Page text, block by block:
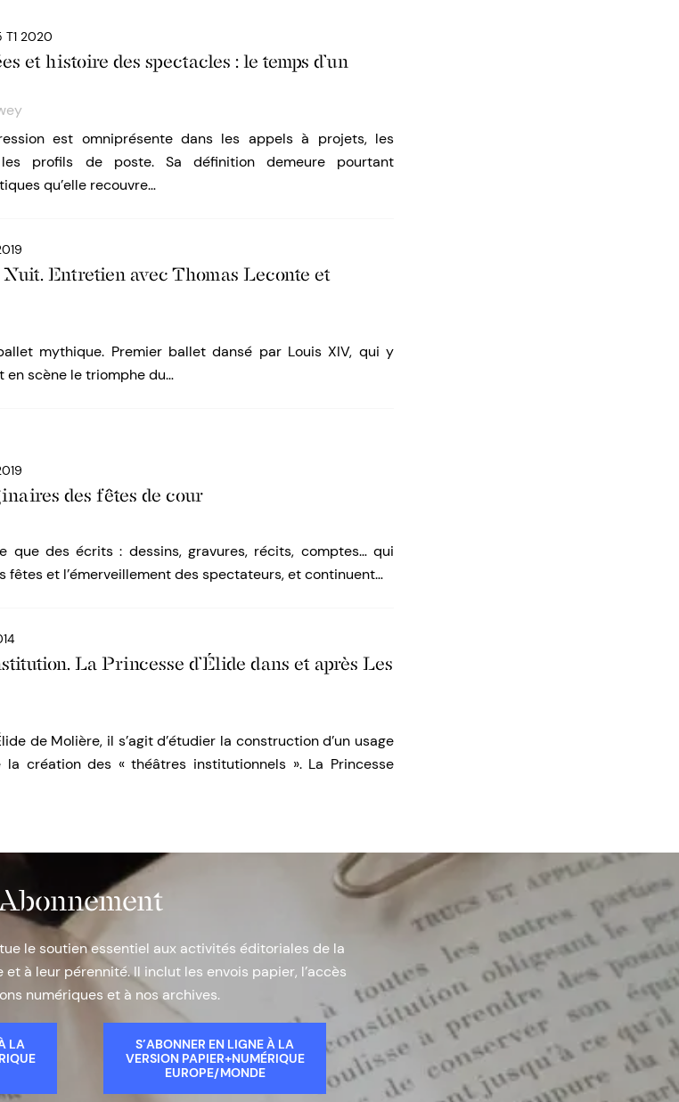
T1 2020
et histoire des spectacles : le temps d’un
est omniprésente dans les appels à projets, les
profils de poste. Sa définition demeure pourtant
qu’elle recouvre…
Entretien avec Thomas Leconte et
mythique. Premier ballet dansé par Louis XIV, qui y
en scène le triomphe du…
des fêtes de cour
que des écrits : dessins, gravures, récits, comptes… qui
fêtes et l’émerveillement des spectateurs, et continuent…
La Princesse d’Élide dans et après Les
de Molière, il s’agit d’étudier la construction d’un usage
création des « théâtres institutionnels ». La Princesse
le soutien essentiel aux activités éditoriales de la
et à leur pérennité. Il inclut les envois papier, l’accès
numériques et à nos archives.
LA
S’ABONNER EN LIGNE À LA
VERSION PAPIER+NUMÉRIQUE
EUROPE/MONDE